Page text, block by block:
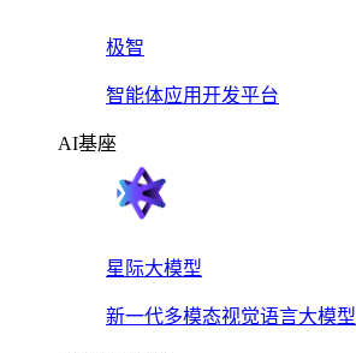
极智
智能体应用开发平台
AI基座
星际大模型
新一代多模态视觉语言大模型